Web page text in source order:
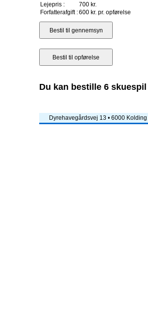
Lejepris :
700 kr.
Forfatterafgift :600 kr. pr. opførelse
Du kan bestille 6
Dyrehavegårdsvej 13 • 6000